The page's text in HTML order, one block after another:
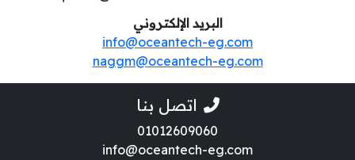
البريد الإلكتروني
info@oceantech-eg.com
naggm@oceantech-eg.com
اتصل بنا
01012609060
info@oceantech-eg.com